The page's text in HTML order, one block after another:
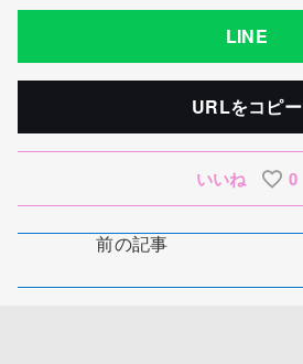
LINE
URLをコピー
いいね 0
前の記事